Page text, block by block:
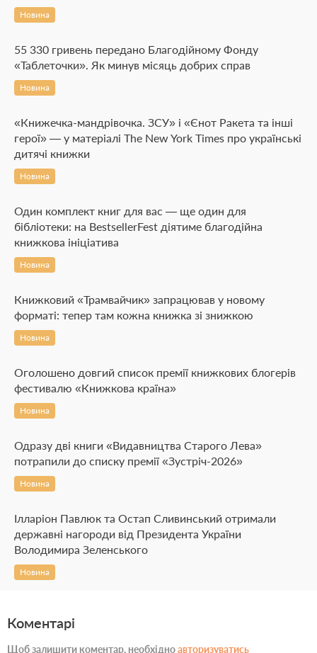
Новина
55 330 гривень передано Благодійному Фонду
«Таблеточки». Як минув місяць добрих справ
Новина
«Книжечка-мандрівочка. ЗСУ» і «Єнот Ракета та інші
герої» — у матеріалі The New York Times про українські
дитячі книжки
Новина
Один комплект книг для вас — ще один для
бібліотеки: на BestsellerFest діятиме благодійна
книжкова ініціатива
Новина
Книжковий «Трамвайчик» запрацював у новому
форматі: тепер там кожна книжка зі знижкою
Новина
Оголошено довгий список премії книжкових блогерів
фестивалю «Книжкова країна»
Новина
Одразу дві книги «Видавництва Старого Лева»
потрапили до списку премії «Зустріч-2026»
Новина
Ілларіон Павлюк та Остап Сливинський отримали
державні нагороди від Президента України
Володимира Зеленського
Новина
Коментарі
Щоб залишити коментар, необхідноавторизуватись